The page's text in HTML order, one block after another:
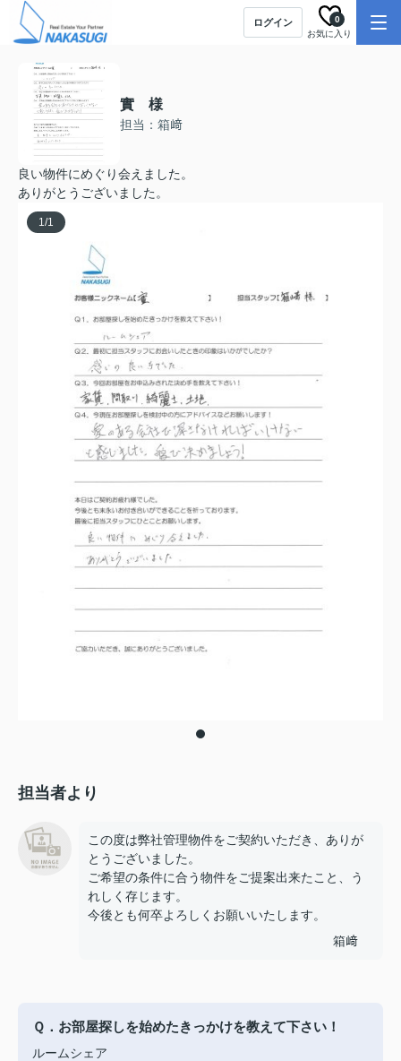
ログイン
お気に入り
0
實 様
担当：箱﨑
良い物件にめぐり会えました。
ありがとうございました。
1/1
担当者より
この度は弊社管理物件をご契約いただき、ありが
とうございました。
ご希望の条件に合う物件をご提案出来たこと、う
れしく存じます。
今後とも何卒よろしくお願いいたします。
箱﨑
Ｑ．お部屋探しを始めたきっかけを教えて下さい！
ルームシェア